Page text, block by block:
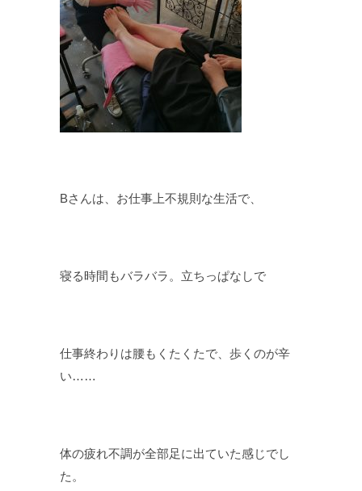
Bさんは、お仕事上不規則な生活で、
寝る時間もバラバラ。立ちっぱなしで
仕事終わりは腰もくたくたで、歩くのが辛
い……
体の疲れ不調が全部足に出ていた感じでし
た。